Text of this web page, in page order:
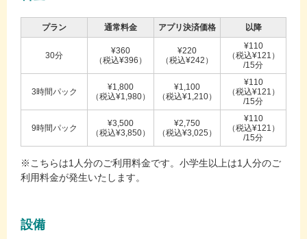
プラン 通常料金 アプリ決済価格 以降
30分
¥360
（税込¥396）
¥220
（税込¥242）
¥110
（税込¥121）
/15分
3時間パック
¥1,800
（税込¥1,980）
¥1,100
（税込¥1,210）
¥110
（税込¥121）
/15分
9時間パック
¥3,500
（税込¥3,850）
¥2,750
（税込¥3,025）
¥110
（税込¥121）
/15分
※こちらは1人分のご利用料金です。小学生以上は1人分のご
利用料金が発生いたします。
設備